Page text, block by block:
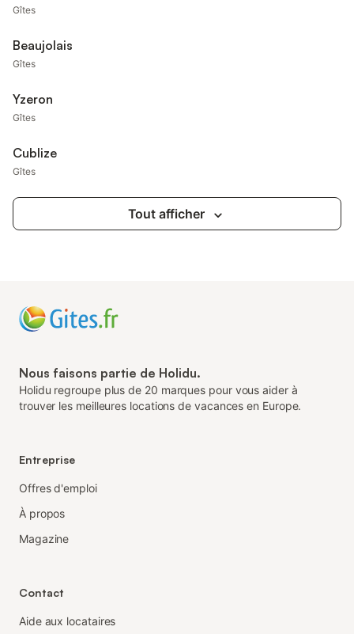
Gîtes
Beaujolais
Gîtes
Yzeron
Gîtes
Cublize
Gîtes
Tout afficher
Nous faisons partie de Holidu.
Holidu regroupe plus de 20 marques pour vous aider à
trouver les meilleures locations de vacances en Europe.
Entreprise
Offres d'emploi
À propos
Magazine
Contact
Aide aux locataires